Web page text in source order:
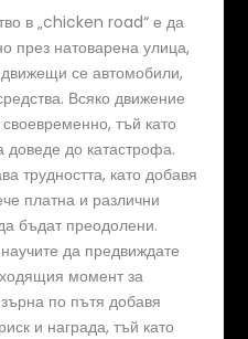
в „chicken road“ е да
през натоварена улица,
се автомобили,
Всяко движение
тъй като
до катастрофа.
трудността, като добавя
платна и различни
бъдат преодолени.
да предвиждате
момент за
по пътя добавя
и награда, тъй като